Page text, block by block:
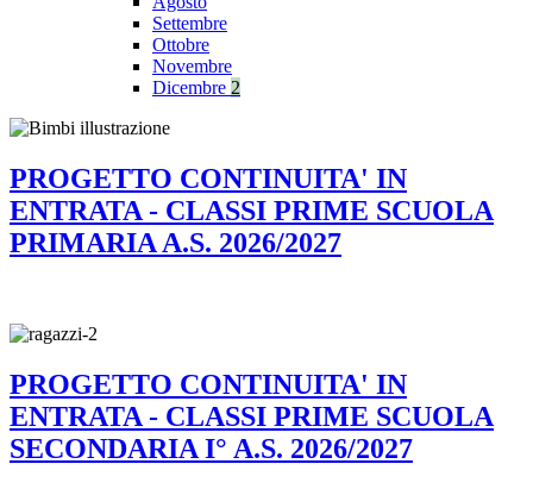
Settembre
Ottobre
Novembre
Dicembre 2
PROGETTO CONTINUITA' IN
ENTRATA - CLASSI PRIME SCUOLA
PRIMARIA A.S. 2026/2027
PROGETTO CONTINUITA' IN
ENTRATA - CLASSI PRIME SCUOLA
SECONDARIA I° A.S. 2026/2027